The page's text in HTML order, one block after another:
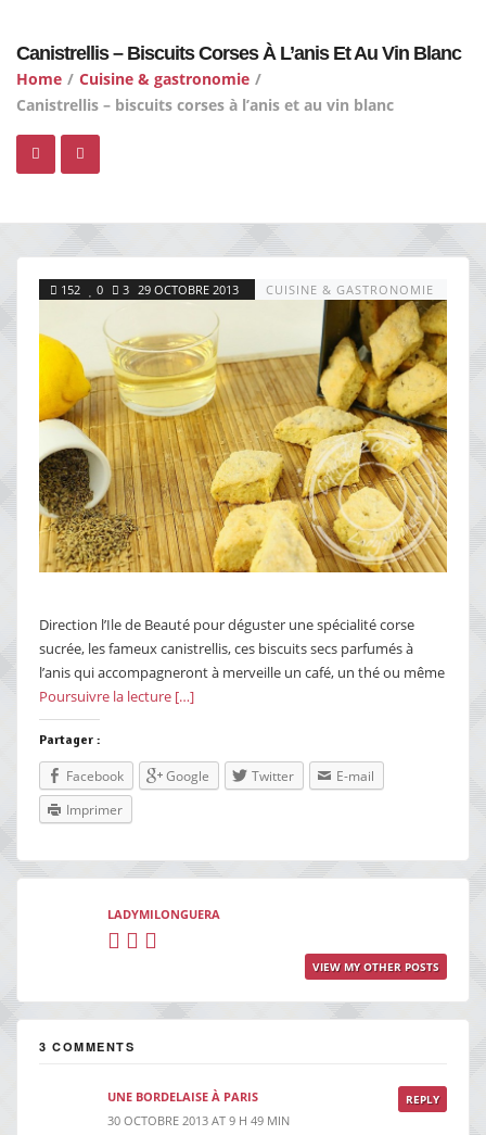
Canistrellis – Biscuits Corses À L’anis Et Au Vin Blanc
Home / Cuisine & gastronomie /
Canistrellis – biscuits corses à l’anis et au vin blanc
152 0 3 29 OCTOBRE 2013 CUISINE & GASTRONOMIE
Direction l’Ile de Beauté pour déguster une spécialité corse
sucrée, les fameux canistrellis, ces biscuits secs parfumés à
l’anis qui accompagneront à merveille un café, un thé ou même
Poursuivre la lecture […]
Partager :
Facebook Google Twitter
E-mail
Imprimer
LADYMILONGUERA
VIEW MY OTHER POSTS
3 COMMENTS
REPLY
UNE BORDELAISE À PARIS
30 OCTOBRE 2013 AT 9 H 49 MIN